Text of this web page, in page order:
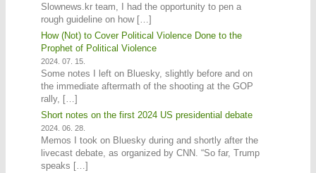
Slownews.kr team, I had the opportunity to pen a
rough guideline on how […]
How (Not) to Cover Political Violence Done to the
Prophet of Political Violence
2024. 07. 15.
Some notes I left on Bluesky, slightly before and on
the immediate aftermath of the shooting at the GOP
rally, […]
Short notes on the first 2024 US presidential debate
2024. 06. 28.
Memos I took on Bluesky during and shortly after the
livecast debate, as organized by CNN. “So far, Trump
speaks […]